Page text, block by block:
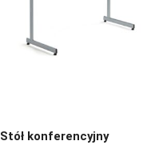
Stół konferencyjny